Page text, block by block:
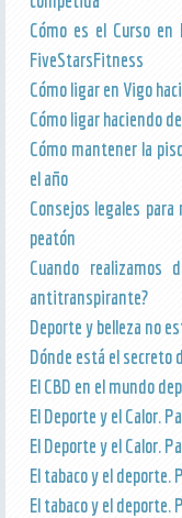
Cómo es el Curso
FiveStarsFitness
Cómo ligar en Vigo
Cómo ligar haciendo
Cómo mantener la
el año
Consejos legales
peatón
Cuando realizamos
antitranspirante?
Deporte y belleza no
Dónde está el secreto
El CBD en el mundo
El Deporte y el Calor.
El Deporte y el Calor.
El tabaco y el deporte.
El tabaco y el deporte.